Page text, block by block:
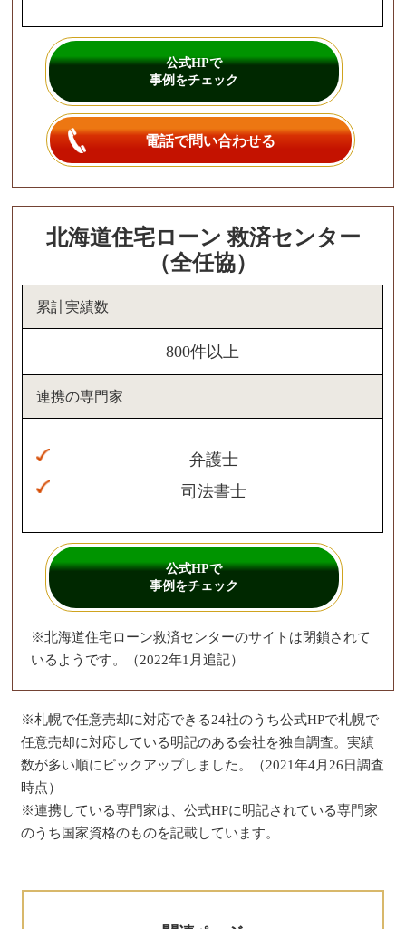
公式HPで
事例をチェック
電話で問い合わせる
北海道住宅ローン 救済センター
（全任協）
累計実績数
800件以上
連携の専門家
弁護士
司法書士
公式HPで
事例をチェック
※北海道住宅ローン救済センターのサイトは閉鎖されて
いるようです。（2022年1月追記）
※札幌で任意売却に対応できる24社のうち公式HPで札幌で
任意売却に対応している明記のある会社を独自調査。実績
数が多い順にピックアップしました。（2021年4月26日調査
時点）
※連携している専門家は、公式HPに明記されている専門家
のうち国家資格のものを記載しています。